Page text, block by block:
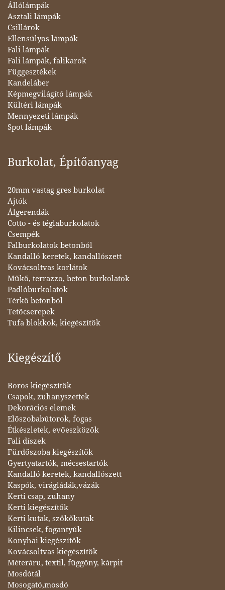
Állólámpák
Asztali lámpák
Csillárok
Ellensúlyos lámpák
Fali lámpák
Fali lámpák, falikarok
Függesztékek
Kandeláber
Képmegvilágító lámpák
Kültéri lámpák
Mennyezeti lámpák
Spot lámpák
Burkolat, Építőanyag
20mm vastag gres burkolat
Ajtók
Álgerendák
Cotto - és téglaburkolatok
Csempék
Falburkolatok betonból
Kandalló keretek, kandallószett
Kovácsoltvas korlátok
Műkő, terrazzo, beton burkolatok
Padlóburkolatok
Térkő betonból
Tetőcserepek
Tufa blokkok, kiegészítők
Kiegészítő
Boros kiegészítők
Csapok, zuhanyszettek
Dekorációs elemek
Előszobabútorok, fogas
Étkészletek, evőeszközök
Fali díszek
Fürdőszoba kiegészítők
Gyertyatartók, mécsestartók
Kandalló keretek, kandallószett
Kaspók, virágládák,vázák
Kerti csap, zuhany
Kerti kiegészítők
Kerti kutak, szökőkutak
Kilincsek, fogantyúk
Konyhai kiegészítők
Kovácsoltvas kiegészítők
Méteráru, textil, függöny, kárpit
Mosdótál
Mosogató,mosdó